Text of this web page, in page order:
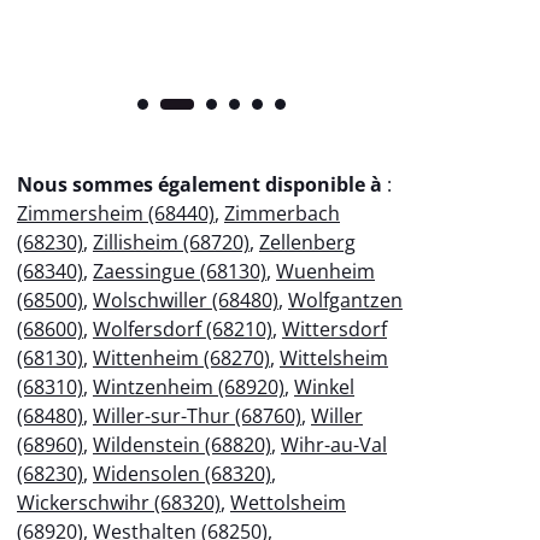
Nous sommes également disponible à :
Zimmersheim (68440), Zimmerbach
(68230), Zillisheim (68720), Zellenberg
(68340), Zaessingue (68130), Wuenheim
(68500), Wolschwiller (68480), Wolfgantzen
(68600), Wolfersdorf (68210), Wittersdorf
(68130), Wittenheim (68270), Wittelsheim
(68310), Wintzenheim (68920), Winkel
(68480), Willer-sur-Thur (68760), Willer
(68960), Wildenstein (68820), Wihr-au-Val
(68230), Widensolen (68320),
Wickerschwihr (68320), Wettolsheim
(68920), Westhalten (68250),